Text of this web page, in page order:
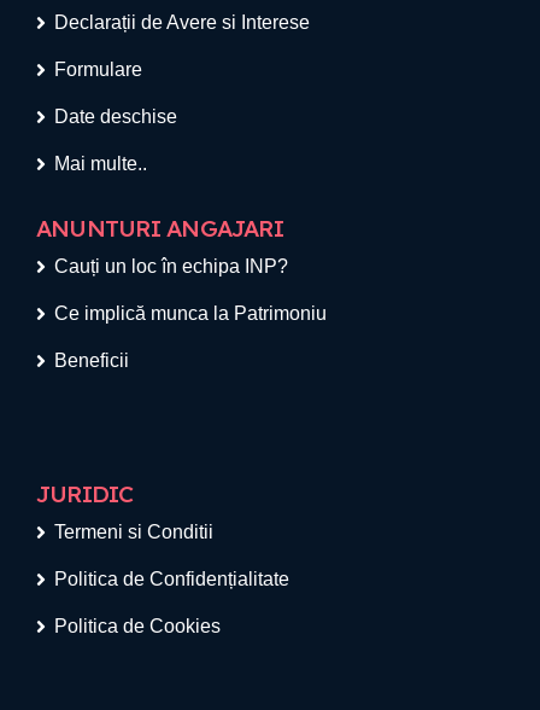
Declarații de Avere si Interese
Formulare
Date deschise
Mai multe..
ANUNTURI ANGAJARI
Cauți un loc în echipa INP?
Ce implică munca la Patrimoniu
Beneficii
JURIDIC
Termeni si Conditii
Politica de Confidențialitate
Politica de Cookies